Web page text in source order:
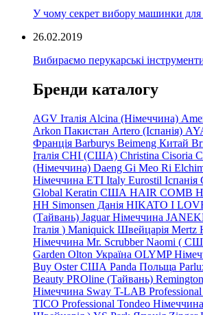
У чому секрет вибору машинки для
26.02.2019
Вибираємо перукарські
Бренди каталогу
AGV Італія Alcina (Німеччина)
Arkon Пакистан Artero (Іспанія)
Франція Barburys Beimeng Китай
Італія CHI (США) Christina Cisoria
(Німеччина) Daeng Gi Meo Ri
Німеччина ETI Italy Eurostil Іспанія
Global Keratin США HAIR COMB
HH Simonsen Данія HIKATO I
(Тайвань) Jaguar Німеччина
Італія ) Maniquick Швейцарія Mertz
Німеччина Mr. Scrubber Naomi (
Garden Olton Україна OLYMP
Buy Oster США Panda Польща
Beauty PROline (Тайвань)
Німеччина Sway T-LAB Professional
TICO Professional Tondeo Німеччина